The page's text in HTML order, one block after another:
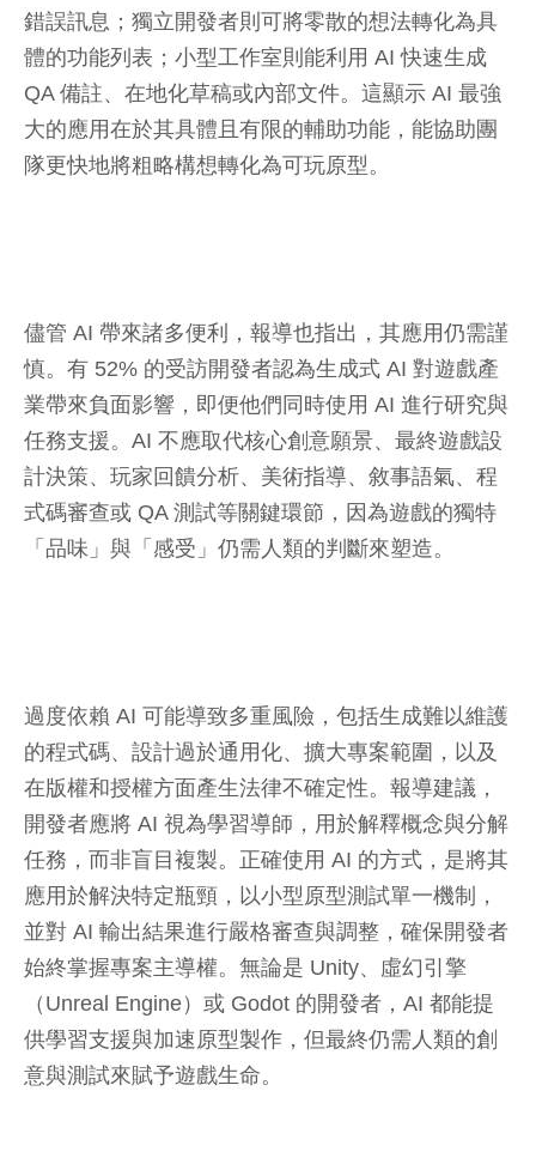
錯誤訊息；獨立開發者則可將零散的想法轉化為具
體的功能列表；小型工作室則能利用 AI 快速生成
QA 備註、在地化草稿或內部文件。這顯示 AI 最強
大的應用在於其具體且有限的輔助功能，能協助團
隊更快地將粗略構想轉化為可玩原型。
儘管 AI 帶來諸多便利，報導也指出，其應用仍需謹
慎。有 52% 的受訪開發者認為生成式 AI 對遊戲產
業帶來負面影響，即便他們同時使用 AI 進行研究與
任務支援。AI 不應取代核心創意願景、最終遊戲設
計決策、玩家回饋分析、美術指導、敘事語氣、程
式碼審查或 QA 測試等關鍵環節，因為遊戲的獨特
「品味」與「感受」仍需人類的判斷來塑造。
過度依賴 AI 可能導致多重風險，包括生成難以維護
的程式碼、設計過於通用化、擴大專案範圍，以及
在版權和授權方面產生法律不確定性。報導建議，
開發者應將 AI 視為學習導師，用於解釋概念與分解
任務，而非盲目複製。正確使用 AI 的方式，是將其
應用於解決特定瓶頸，以小型原型測試單一機制，
並對 AI 輸出結果進行嚴格審查與調整，確保開發者
始終掌握專案主導權。無論是 Unity、虛幻引擎
（Unreal Engine）或 Godot 的開發者，AI 都能提
供學習支援與加速原型製作，但最終仍需人類的創
意與測試來賦予遊戲生命。